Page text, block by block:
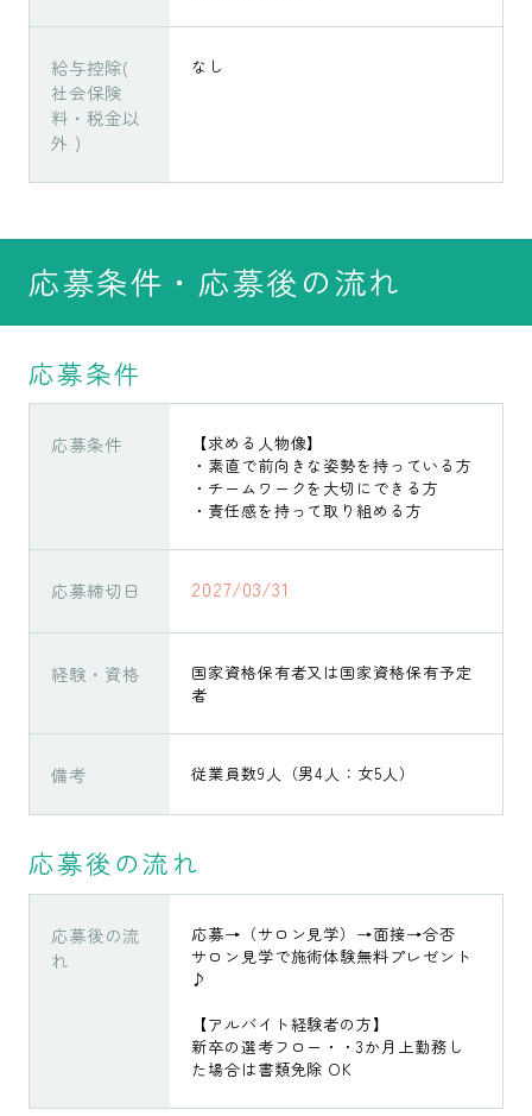
給与控除(
社会保険
料・税金以
外 )
なし
応募条件・応募後の流れ
応募条件
応募条件
【求める人物像】
・素直で前向きな姿勢を持っている方
・チームワークを大切にできる方
・責任感を持って取り組める方
応募締切日 2027/03/31
経験・資格
国家資格保有者又は国家資格保有予定
者
備考 従業員数9人（男4人：女5人）
応募後の流れ
応募後の流
れ
応募→（サロン見学）→面接→合否
サロン見学で施術体験無料プレゼント
♪
【アルバイト経験者の方】
新卒の選考フロー・・3か月上勤務し
た場合は書類免除 OK